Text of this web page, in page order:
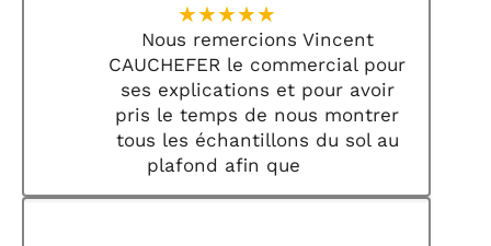
★★★★★
Nous remercions Vincent
CAUCHEFER le commercial pour
ses explications et pour avoir
pris le temps de nous montrer
tous les échantillons du sol au
plafond afin que